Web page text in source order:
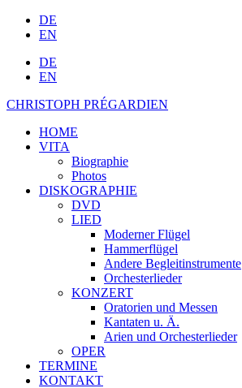
DE
EN
DE
EN
CHRISTOPH PRÉGARDIEN
HOME
VITA
Biographie
Photos
DISKOGRAPHIE
DVD
LIED
Moderner Flügel
Hammerflügel
Andere Begleitinstrumente
Orchesterlieder
KONZERT
Oratorien und Messen
Kantaten u. Ä.
Arien und Orchesterlieder
OPER
TERMINE
KONTAKT